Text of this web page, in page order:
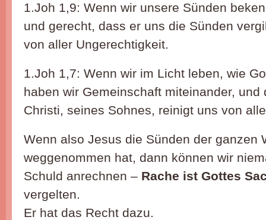
1.Joh 1,9: Wenn wir unsere Sünden
und gerecht, dass er uns die Sünden
von aller Ungerechtigkeit.
1.Joh 1,7: Wenn wir im Licht leben, wie
haben wir Gemeinschaft miteinander, und
Christi, seines Sohnes, reinigt uns von
Wenn also Jesus die Sünden der ganzen
weggenommen hat, dann können wir
Schuld anrechnen – Rache ist Gottes
vergelten.
Er hat das Recht dazu.